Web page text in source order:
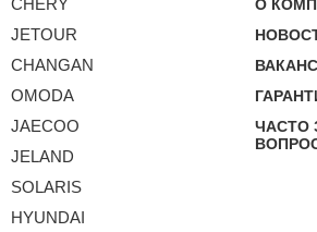
CHERY
JETOUR
CHANGAN
OMODA
JAECOO
JELAND
SOLARIS
HYUNDAI
О
ЧАСТО